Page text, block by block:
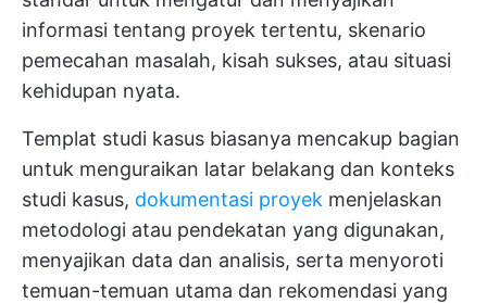
informasi tentang proyek tertentu, skenario
pemecahan masalah, kisah sukses, atau situasi
kehidupan nyata.
Templat studi kasus biasanya mencakup bagian
untuk menguraikan latar belakang dan konteks
studi kasus, dokumentasi proyek menjelaskan
metodologi atau pendekatan yang digunakan,
menyajikan data dan analisis, serta menyoroti
temuan-temuan utama dan rekomendasi yang